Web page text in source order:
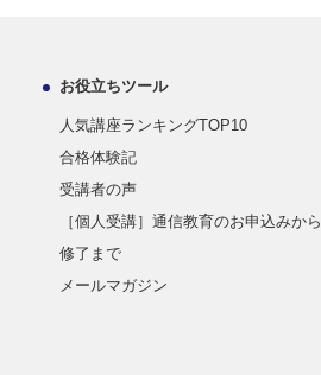
お役立ちツール
人気講座ランキングTOP10
合格体験記
受講者の声
［個人受講］通信教育のお申込みから
修了まで
メールマガジン